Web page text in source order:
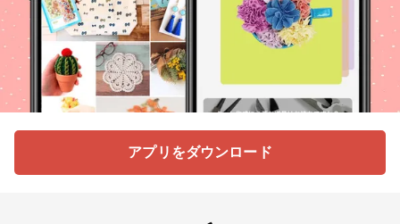
アプリをダウンロード